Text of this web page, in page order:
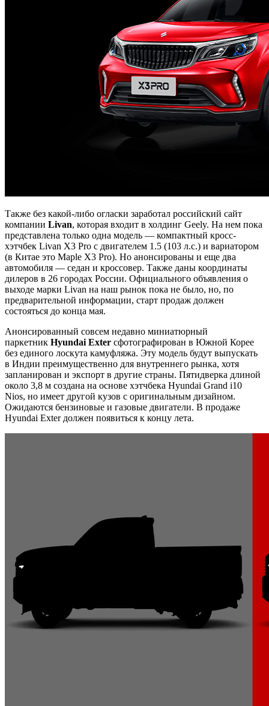
Также без какой-либо огласки заработал российский сайт
компании Livan, которая входит в холдинг Geely. На нем пока
представлена только одна модель — компактный кросс-
хэтчбек Livan X3 Pro с двигателем 1.5 (103 л.с.) и вариатором
(в Китае это Maple X3 Pro). Но анонсированы и еще два
автомобиля — седан и кроссовер. Также даны координаты
дилеров в 26 городах России. Официального объявления о
выходе марки Livan на наш рынок пока не было, но, по
предварительной информации, старт продаж должен
состояться до конца мая.
Анонсированный совсем недавно миниатюрный
паркетник Hyundai Exter сфотографирован в Южной Корее
без единого лоскута камуфляжа. Эту модель будут выпускать
в Индии преимущественно для внутреннего рынка, хотя
запланирован и экспорт в другие страны. Пятидверка длиной
около 3,8 м создана на основе хэтчбека Hyundai Grand i10
Nios, но имеет другой кузов с оригинальным дизайном.
Ожидаются бензиновые и газовые двигатели. В продаже
Hyundai Exter должен появиться к концу лета.